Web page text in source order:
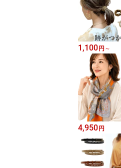
1,100円 ～
4,950円